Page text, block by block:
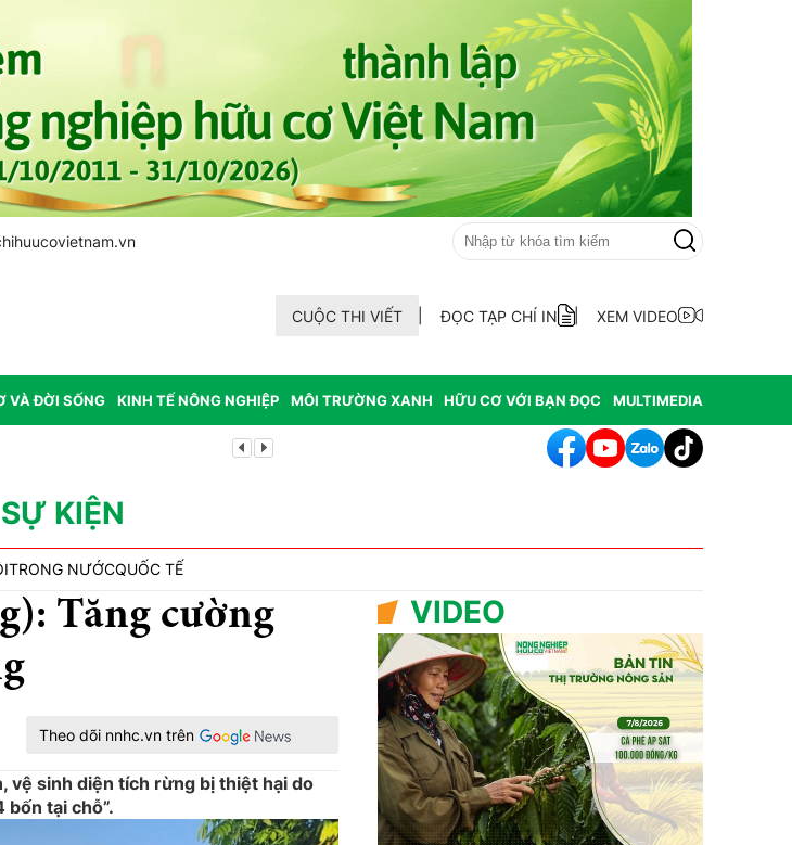
CUỘC THI VIẾT ĐỌC TẠP CHÍ IN XEM VIDEO
VÀ ĐỜI SỐNG KINH TẾ NÔNG NGHIỆP MÔI TRƯỜNG XANH HỮU CƠ VỚI BẠN ĐỌC MULTIMEDIA
Lâm Đồng: Không hợp thức hóa diện tích đất vi phạm có nguồn gốc từ phá rừng
SỰ KIỆN
TRONG NƯỚCQUỐC TẾ
Tăng cường
Theo dõi nnhc.vn trên
vệ sinh diện tích rừng bị thiệt hại do
bốn tại chỗ”.
VIDEO